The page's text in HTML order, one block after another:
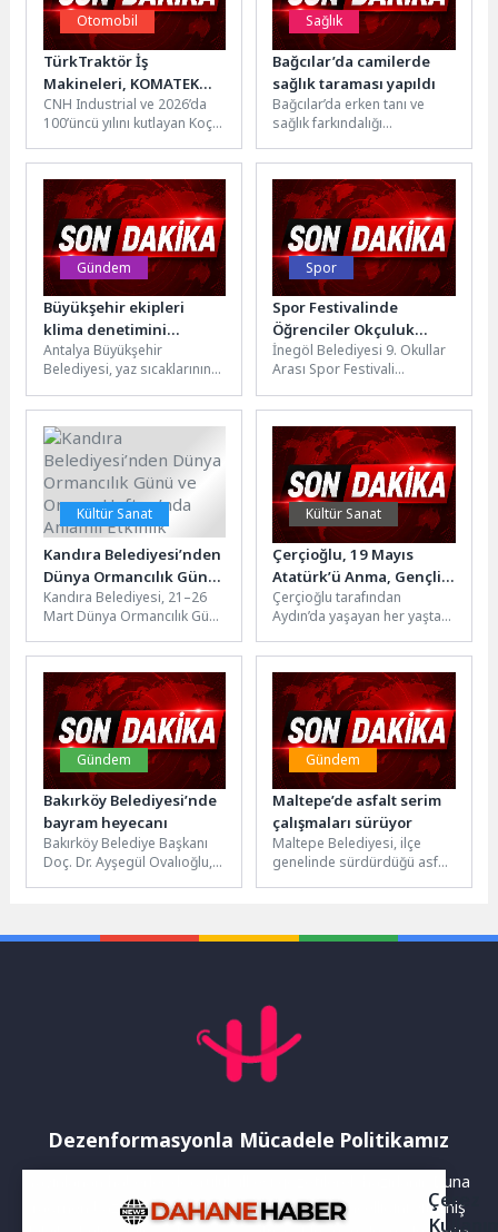
Otomobil
TürkTraktör İş
Makineleri, KOMATEK
2026’da Geniş Ürün
Gamı, Yerli Üretim Gücü,
Satış Sonrası Hizmetleri
Yer Alıyor
CNH Industrial ve 2026’da
100’üncü yılını kutlayan Koç
yıldır faaliyetlerine devam
eden...
Sağlık
Bağcılar’da camilerde
sağlık taraması yapıldı
Bağcılar’da erken tanı ve
sağlık farkındalığı
vatandaşlara yönelik sağlık
taraması gerçekleştirildi.
Tarama sonucunda...
Gündem
Büyükşehir ekipleri
klima denetimini
yoğunlaştırdı
Antalya Büyükşehir
Belediyesi, yaz sıcaklarının
toplu taşıma araçlarında
klima denetimlerini
yoğunlaştırdı. Ekipler,...
Spor
Spor Festivalinde
Öğrenciler Okçuluk
Maharetlerini Yarıştırdı
İnegöl Belediyesi 9. Okullar
Arası Spor Festivali
müsabakaları 18 okuldan 34
öğrencinin...
Kültür Sanat
Kandıra Belediyesi’nden
Dünya Ormancılık Günü
ve Orman Haftası’nda
Anlamlı Etkinlik
Kandıra Belediyesi, 21–26
Mart Dünya Ormancılık Günü
kapsamında çevre bilincini
artırmaya yönelik...
Kültür Sanat
Çerçioğlu, 19 Mayıs
Atatürk’ü Anma, Gençlik
ve Spor Bayramı
Kapsamında Aydınlı
Gençler İçin Trekking
Çerçioğlu tarafından
Aydın’da yaşayan her yaştan
düzenlenen etkinlikler hız
kesmeden devam
ediyor.Aydın Büyükşehir...
Gündem
Bakırköy Belediyesi’nde
bayram heyecanı
Bakırköy Belediye Başkanı
Doç. Dr. Ayşegül Ovalıoğlu,
Belediyesi, Kurban...
Gündem
Maltepe’de asfalt serim
çalışmaları sürüyor
Maltepe Belediyesi, ilçe
genelinde sürdürdüğü asfalt
ediyor....
Dezenformasyonla Mücadele Politikamız
Yayınlanan haberler doğruluk ilkesi gözetilerek hazırlanır. Buna
rağmen bazı içeriklerde eksik, hatalı veya güncelliğini yitirmiş
Çerez